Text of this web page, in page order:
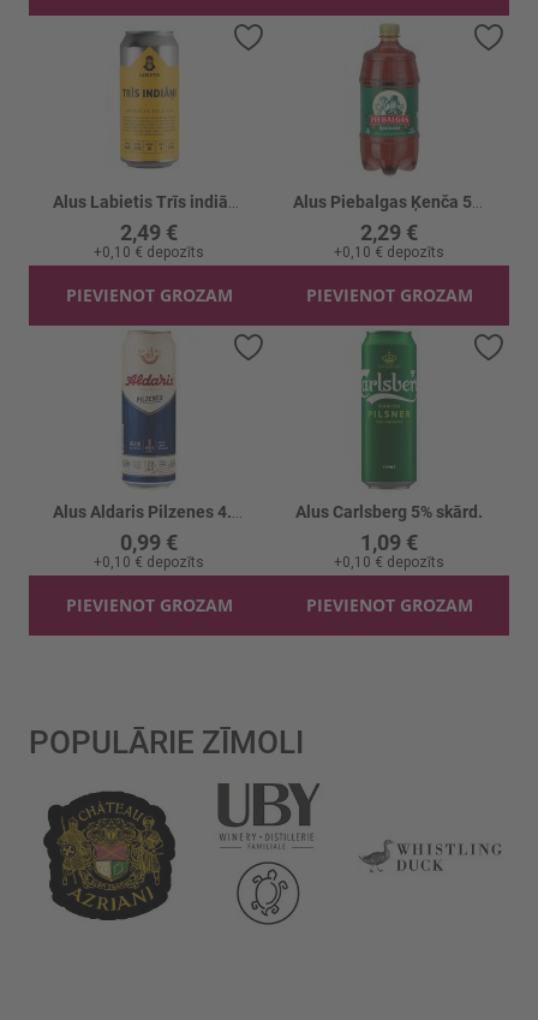
2,49 €
+0,10 € depozīts
PIEVIENOT GROZAM
Pievienot vēlmju sarakstam
2,29 €
+0,10 € depozīts
PIEVIENOT GROZAM
0,99 €
+0,10 € depozīts
PIEVIENOT GROZAM
Pievienot vēlmju sarakstam
Alus Carlsberg 5% skārd.
1,09 €
+0,10 € depozīts
PIEVIENOT GROZAM
POPULĀRIE ZĪMOLI